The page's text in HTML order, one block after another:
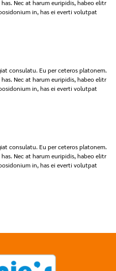
Nec at harum euripidis, habeo elitr
in, has ei everti volutpat
consulatu. Eu per ceteros platonem.
Nec at harum euripidis, habeo elitr
in, has ei everti volutpat
consulatu. Eu per ceteros platonem.
Nec at harum euripidis, habeo elitr
in, has ei everti volutpat